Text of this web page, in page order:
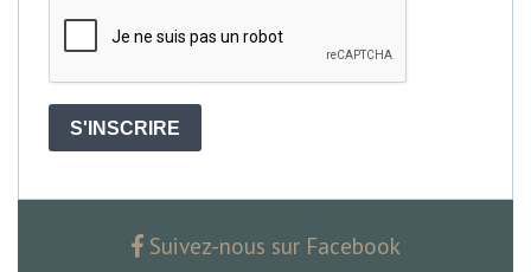
S'INSCRIRE
Suivez-nous sur Facebook